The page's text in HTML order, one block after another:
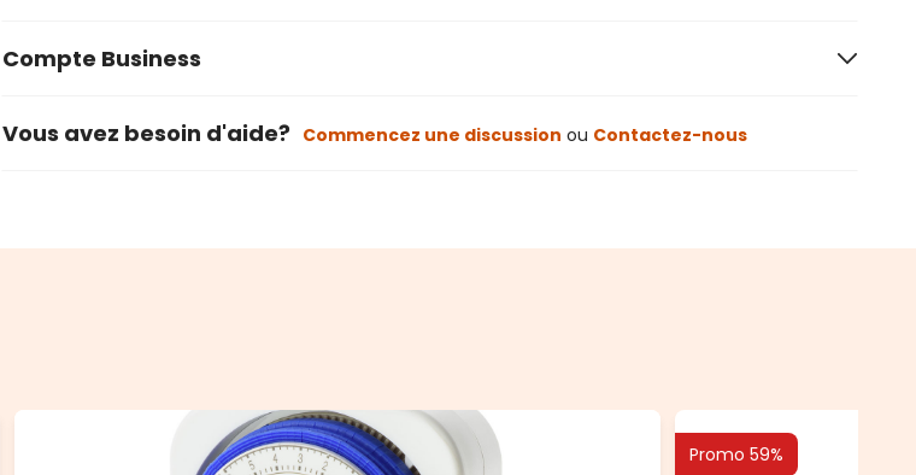
Compte Business
Vous avez besoin d'aide? Commencez une discussion ou Contactez-nous
Promo 59%